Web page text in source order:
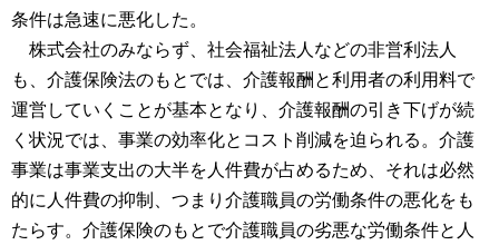
条件は急速に悪化した。
株式会社のみならず、社会福祉法人などの非営利法人
も、介護保険法のもとでは、介護報酬と利用者の利用料で
運営していくことが基本となり、介護報酬の引き下げが続
く状況では、事業の効率化とコスト削減を迫られる。介護
事業は事業支出の大半を人件費が占めるため、それは必然
的に人件費の抑制、つまり介護職員の労働条件の悪化をも
たらす。介護保険のもとで介護職員の劣悪な労働条件と人